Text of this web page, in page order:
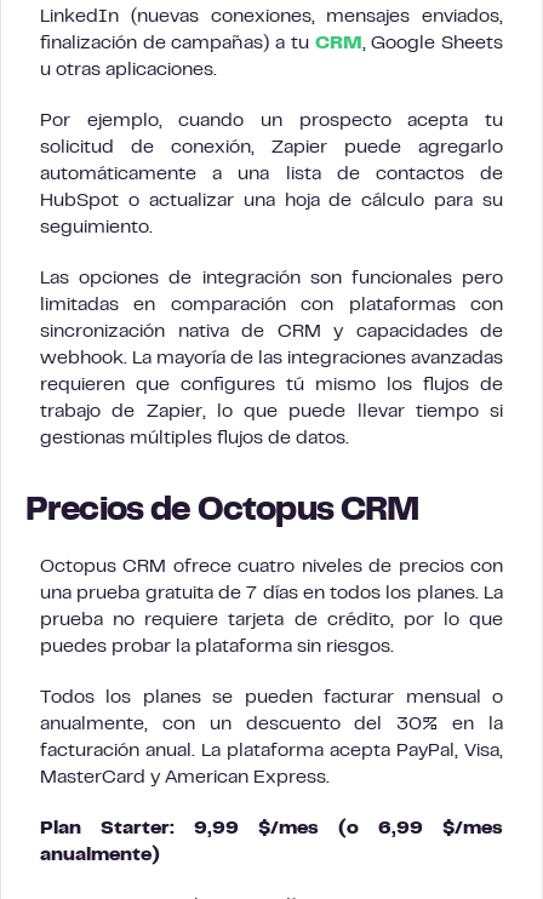
LinkedIn (nuevas conexiones, mensajes enviados,
finalización de campañas) a tu CRM , Google Sheets
u otras aplicaciones.
Por ejemplo, cuando un prospecto acepta tu
solicitud de conexión, Zapier puede agregarlo
automáticamente a una lista de contactos de
HubSpot o actualizar una hoja de cálculo para su
seguimiento.
Las opciones de integración son funcionales pero
limitadas en comparación con plataformas con
sincronización nativa de CRM y capacidades de
webhook. La mayoría de las integraciones avanzadas
requieren que configures tú mismo los flujos de
trabajo de Zapier, lo que puede llevar tiempo si
gestionas múltiples flujos de datos.
Precios de Octopus CRM
Octopus CRM ofrece cuatro niveles de precios con
una prueba gratuita de 7 días en todos los planes. La
prueba no requiere tarjeta de crédito, por lo que
puedes probar la plataforma sin riesgos.
Todos los planes se pueden facturar mensual o
anualmente, con un descuento del 30% en la
facturación anual. La plataforma acepta PayPal, Visa,
MasterCard y American Express.
Plan Starter: 9,99 $/mes (o 6,99 $/mes
anualmente)